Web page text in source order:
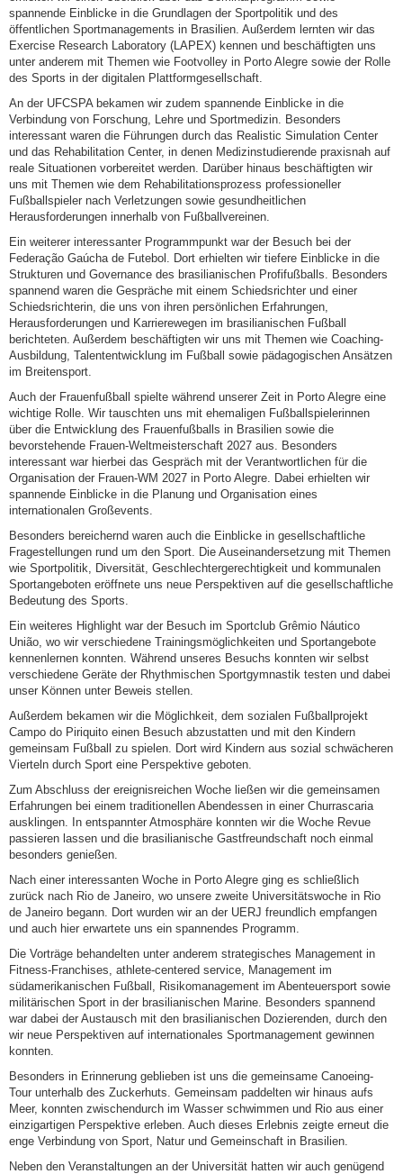
spannende Einblicke in die Grundlagen der Sportpolitik und des
öffentlichen Sportmanagements in Brasilien. Außerdem lernten wir das
Exercise Research Laboratory (LAPEX) kennen und beschäftigten uns
unter anderem mit Themen wie Footvolley in Porto Alegre sowie der Rolle
des Sports in der digitalen Plattformgesellschaft.
An der UFCSPA bekamen wir zudem spannende Einblicke in die
Verbindung von Forschung, Lehre und Sportmedizin. Besonders
interessant waren die Führungen durch das Realistic Simulation Center
und das Rehabilitation Center, in denen Medizinstudierende praxisnah auf
reale Situationen vorbereitet werden. Darüber hinaus beschäftigten wir
uns mit Themen wie dem Rehabilitationsprozess professioneller
Fußballspieler nach Verletzungen sowie gesundheitlichen
Herausforderungen innerhalb von Fußballvereinen.
Ein weiterer interessanter Programmpunkt war der Besuch bei der
Federação Gaúcha de Futebol. Dort erhielten wir tiefere Einblicke in die
Strukturen und Governance des brasilianischen Profifußballs. Besonders
spannend waren die Gespräche mit einem Schiedsrichter und einer
Schiedsrichterin, die uns von ihren persönlichen Erfahrungen,
Herausforderungen und Karrierewegen im brasilianischen Fußball
berichteten. Außerdem beschäftigten wir uns mit Themen wie Coaching-
Ausbildung, Talententwicklung im Fußball sowie pädagogischen Ansätzen
im Breitensport.
Auch der Frauenfußball spielte während unserer Zeit in Porto Alegre eine
wichtige Rolle. Wir tauschten uns mit ehemaligen Fußballspielerinnen
über die Entwicklung des Frauenfußballs in Brasilien sowie die
bevorstehende Frauen-Weltmeisterschaft 2027 aus. Besonders
interessant war hierbei das Gespräch mit der Verantwortlichen für die
Organisation der Frauen-WM 2027 in Porto Alegre. Dabei erhielten wir
spannende Einblicke in die Planung und Organisation eines
internationalen Großevents.
Besonders bereichernd waren auch die Einblicke in gesellschaftliche
Fragestellungen rund um den Sport. Die Auseinandersetzung mit Themen
wie Sportpolitik, Diversität, Geschlechtergerechtigkeit und kommunalen
Sportangeboten eröffnete uns neue Perspektiven auf die gesellschaftliche
Bedeutung des Sports.
Ein weiteres Highlight war der Besuch im Sportclub Grêmio Náutico
União, wo wir verschiedene Trainingsmöglichkeiten und Sportangebote
kennenlernen konnten. Während unseres Besuchs konnten wir selbst
verschiedene Geräte der Rhythmischen Sportgymnastik testen und dabei
unser Können unter Beweis stellen.
Außerdem bekamen wir die Möglichkeit, dem sozialen Fußballprojekt
Campo do Piriquito einen Besuch abzustatten und mit den Kindern
gemeinsam Fußball zu spielen. Dort wird Kindern aus sozial schwächeren
Vierteln durch Sport eine Perspektive geboten.
Zum Abschluss der ereignisreichen Woche ließen wir die gemeinsamen
Erfahrungen bei einem traditionellen Abendessen in einer Churrascaria
ausklingen. In entspannter Atmosphäre konnten wir die Woche Revue
passieren lassen und die brasilianische Gastfreundschaft noch einmal
besonders genießen.
Nach einer interessanten Woche in Porto Alegre ging es schließlich
zurück nach Rio de Janeiro, wo unsere zweite Universitätswoche in Rio
de Janeiro begann. Dort wurden wir an der UERJ freundlich empfangen
und auch hier erwartete uns ein spannendes Programm.
Die Vorträge behandelten unter anderem strategisches Management in
Fitness-Franchises, athlete-centered service, Management im
südamerikanischen Fußball, Risikomanagement im Abenteuersport sowie
militärischen Sport in der brasilianischen Marine. Besonders spannend
war dabei der Austausch mit den brasilianischen Dozierenden, durch den
wir neue Perspektiven auf internationales Sportmanagement gewinnen
konnten.
Besonders in Erinnerung geblieben ist uns die gemeinsame Canoeing-
Tour unterhalb des Zuckerhuts. Gemeinsam paddelten wir hinaus aufs
Meer, konnten zwischendurch im Wasser schwimmen und Rio aus einer
einzigartigen Perspektive erleben. Auch dieses Erlebnis zeigte erneut die
enge Verbindung von Sport, Natur und Gemeinschaft in Brasilien.
Neben den Veranstaltungen an der Universität hatten wir auch genügend